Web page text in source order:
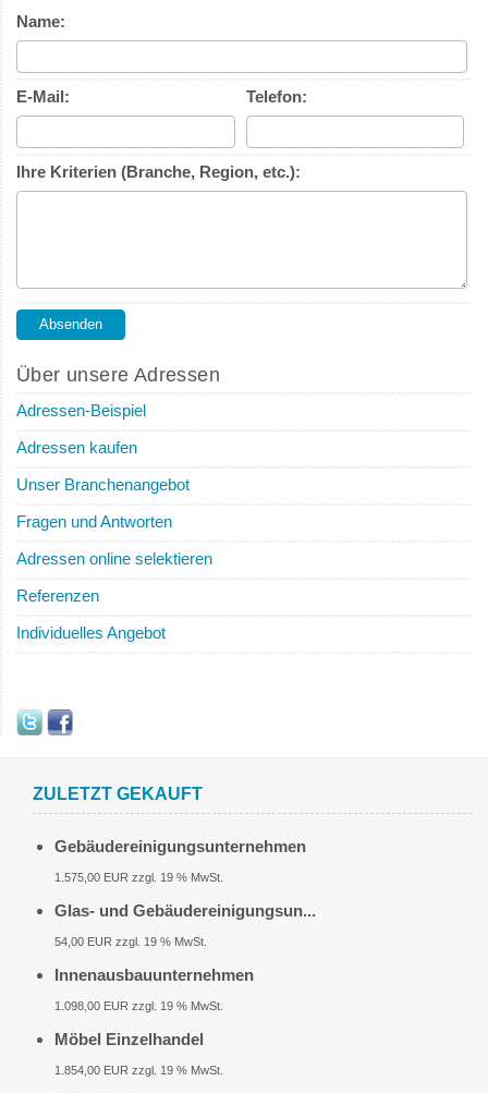
Name:
E-Mail: Telefon:
Ihre Kriterien (Branche, Region, etc.):
Über unsere Adressen
Adressen-Beispiel
Adressen kaufen
Unser Branchenangebot
Fragen und Antworten
Adressen online selektieren
Referenzen
Individuelles Angebot
ZULETZT GEKAUFT
Gebäudereinigungsunternehmen
1.575,00 EUR zzgl. 19 % MwSt.
Glas- und Gebäudereinigungsun...
54,00 EUR zzgl. 19 % MwSt.
Innenausbauunternehmen
1.098,00 EUR zzgl. 19 % MwSt.
Möbel Einzelhandel
1.854,00 EUR zzgl. 19 % MwSt.